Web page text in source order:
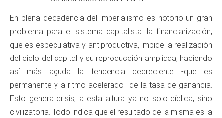
En plena decadencia del imperialismo es notorio un gran
problema para el sistema capitalista: la financiarización,
que es especulativa y antiproductiva, impide la realización
del ciclo del capital y su reproducción ampliada, haciendo
así más aguda la tendencia decreciente -que es
permanente y a ritmo acelerado- de la tasa de ganancia.
Esto genera crisis, a esta altura ya no solo cíclica, sino
civilizatoria. Todo indica que el resultado de la misma es la